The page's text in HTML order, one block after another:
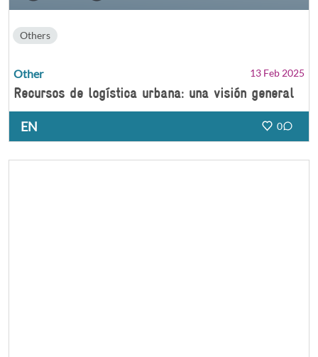
Others
Other 13 Feb 2025
Recursos de logística urbana: una visión general
EN 0